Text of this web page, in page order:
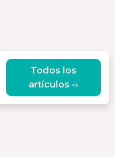
Todos los
artículos -›